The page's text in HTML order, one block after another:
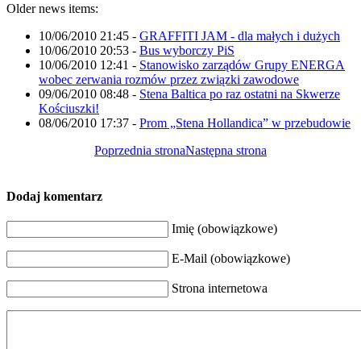
Older news items:
10/06/2010 21:45 - GRAFFITI JAM - dla małych i dużych
10/06/2010 20:53 - Bus wyborczy PiS
10/06/2010 12:41 - Stanowisko zarządów Grupy ENERGA
wobec zerwania rozmów przez związki zawodowe
09/06/2010 08:48 - Stena Baltica po raz ostatni na Skwerze
Kościuszki!
08/06/2010 17:37 - Prom „Stena Hollandica” w przebudowie
Poprzednia stronaNastępna strona
Dodaj komentarz
Imię (obowiązkowe)
E-Mail (obowiązkowe)
Strona internetowa